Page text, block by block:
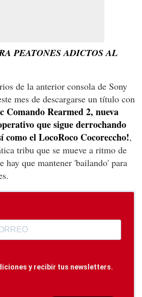
PEATONES ADICTOS AL
de la anterior consola de Sony
mes de descargarse un título con
Comando Rearmed 2, nueva
que sigue derrochando
como el LocoRoco Cocoreccho!,
tribu que se mueve a ritmo de
hay que mantener 'bailando' para
y recibir tus newsletters.